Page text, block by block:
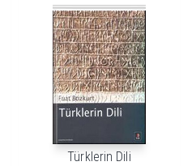
Türklerin Dili